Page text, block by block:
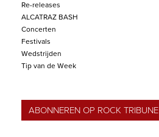
Re-releases
ALCATRAZ BASH
Concerten
Festivals
Wedstrijden
Tip van de Week
ABONNEREN OP ROCK TRIBUNE